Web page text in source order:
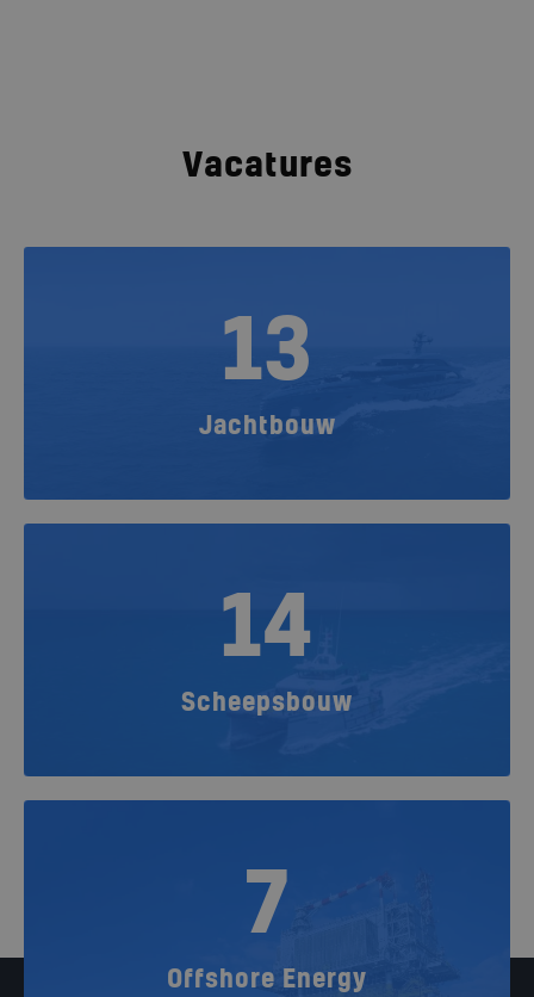
Vacatures
13
Jachtbouw
14
Scheepsbouw
7
Offshore Energy